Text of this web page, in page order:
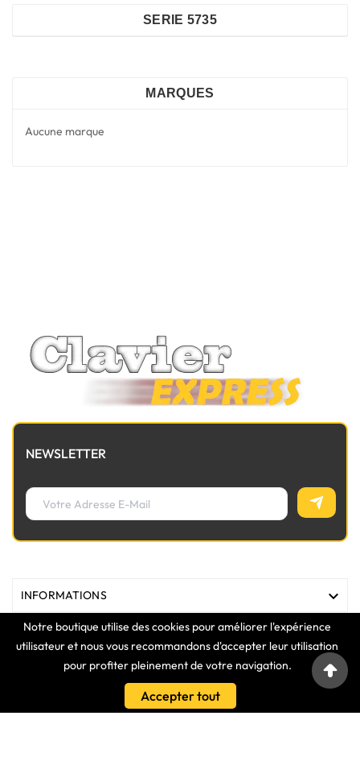
Notre boutique utilise des cookies pour améliorer l'expérience
utilisateur et nous vous recommandons d'accepter leur utilisation
pour profiter pleinement de votre navigation.
Accepter tout
SERIE 5735
MARQUES
Aucune marque
NEWSLETTER
INFORMATIONS 

